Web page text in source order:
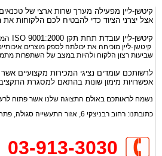
קיטשן-ליין מפעילה מערך שרות ארצי של
אצל יצרני הציוד כדי להבטיח לכם הלקוחות את
קיטשן-ליין עובדת תחת תקן ISO 9001:2000
קיטשן-ליין מוכיחה את יכולתה לספק מוצרים
שביעות רצון הלקוח ולהיות במצב של השתפרות
לרשותכם עומדים נציגי המכירות מקצועיים
אפשרויות מימון שונות בהתאם למסגרת
נשמח לראותכם באולם התצוגה שלנו אשר פתוח לרשותכם בימים א'-ה'
כתובתנו: רחוב רבניצקי 6, אזור התעשייה סגולה, פתח-תקוה.
03-913-3030